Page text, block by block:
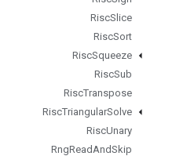
RiscSlice
RiscSort
RiscSqueeze
RiscSub
RiscTranspose
RiscTriangularSolve
RiscUnary
RngReadAndSkip